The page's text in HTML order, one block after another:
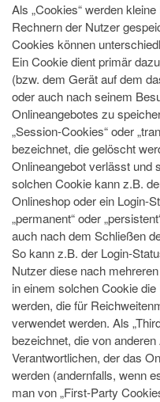
Als „Cookies“ werden
Rechnern der Nutzer
Cookies können
Ein Cookie dient primär
(bzw. dem Gerät auf dem
oder auch nach seinem
Onlineangebotes zu
„Session-Cookies“ oder
bezeichnet, die gelöscht
Onlineangebot verlässt und
solchen Cookie kann z.B.
Onlineshop oder ein Login-
„permanent“ oder
auch nach dem Schließen
So kann z.B. der Login-
Nutzer diese nach
in einem solchen Cookie
werden, die für
verwendet werden. Als
bezeichnet, die von
Verantwortlichen, der das
werden (andernfalls, wenn
man von „First-Party